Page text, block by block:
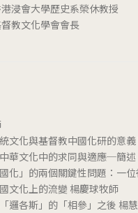
浸會大學歷史系榮休教授
教文化學會會長
文化與基督教中國化研的意
華文化中的求同與適應─簡
化」的兩個關鍵性問題：一
文化上的流變 楊慶球牧師
邏各斯」的「相參」之後 楊